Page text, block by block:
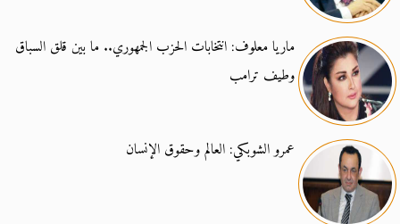
ماريا معلوف: انتخابات الحزب الجمهوري.. ما بين قلق السباق
وطيف ترامب
عمرو الشوبكي: العالم وحقوق الإنسان